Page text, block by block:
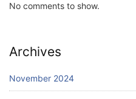
No comments to show.
Archives
November 2024